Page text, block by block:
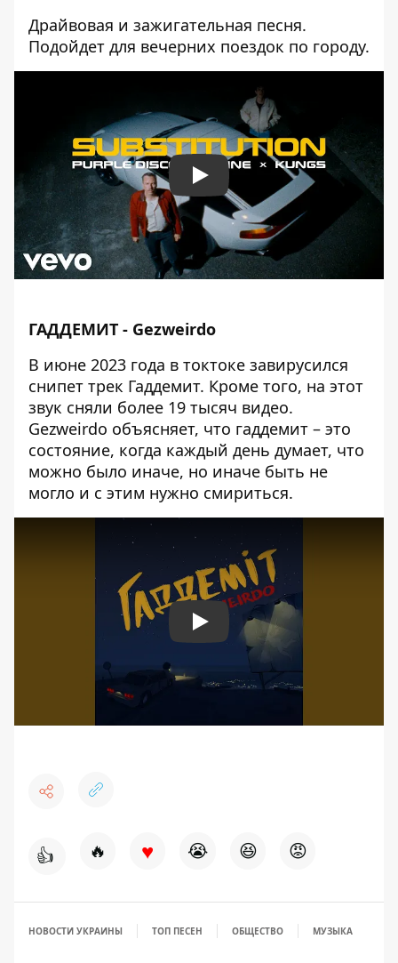
Драйвовая и зажигательная песня.
Подойдет для вечерних поездок по городу.
Play
ГАДДЕМИТ - Gezweirdo
В июне 2023 года в токтоке завирусился
снипет трек Гаддемит. Кроме того, на этот
звук сняли более 19 тысяч видео.
Gezweirdo объясняет, что гаддемит – это
состояние, когда каждый день думает, что
можно было иначе, но иначе быть не
могло и с этим нужно смириться.
Play
👍 🔥 ♥ 😭 😆 😡
НОВОСТИ УКРАИНЫ ТОП ПЕСЕН ОБЩЕСТВО МУЗЫКА